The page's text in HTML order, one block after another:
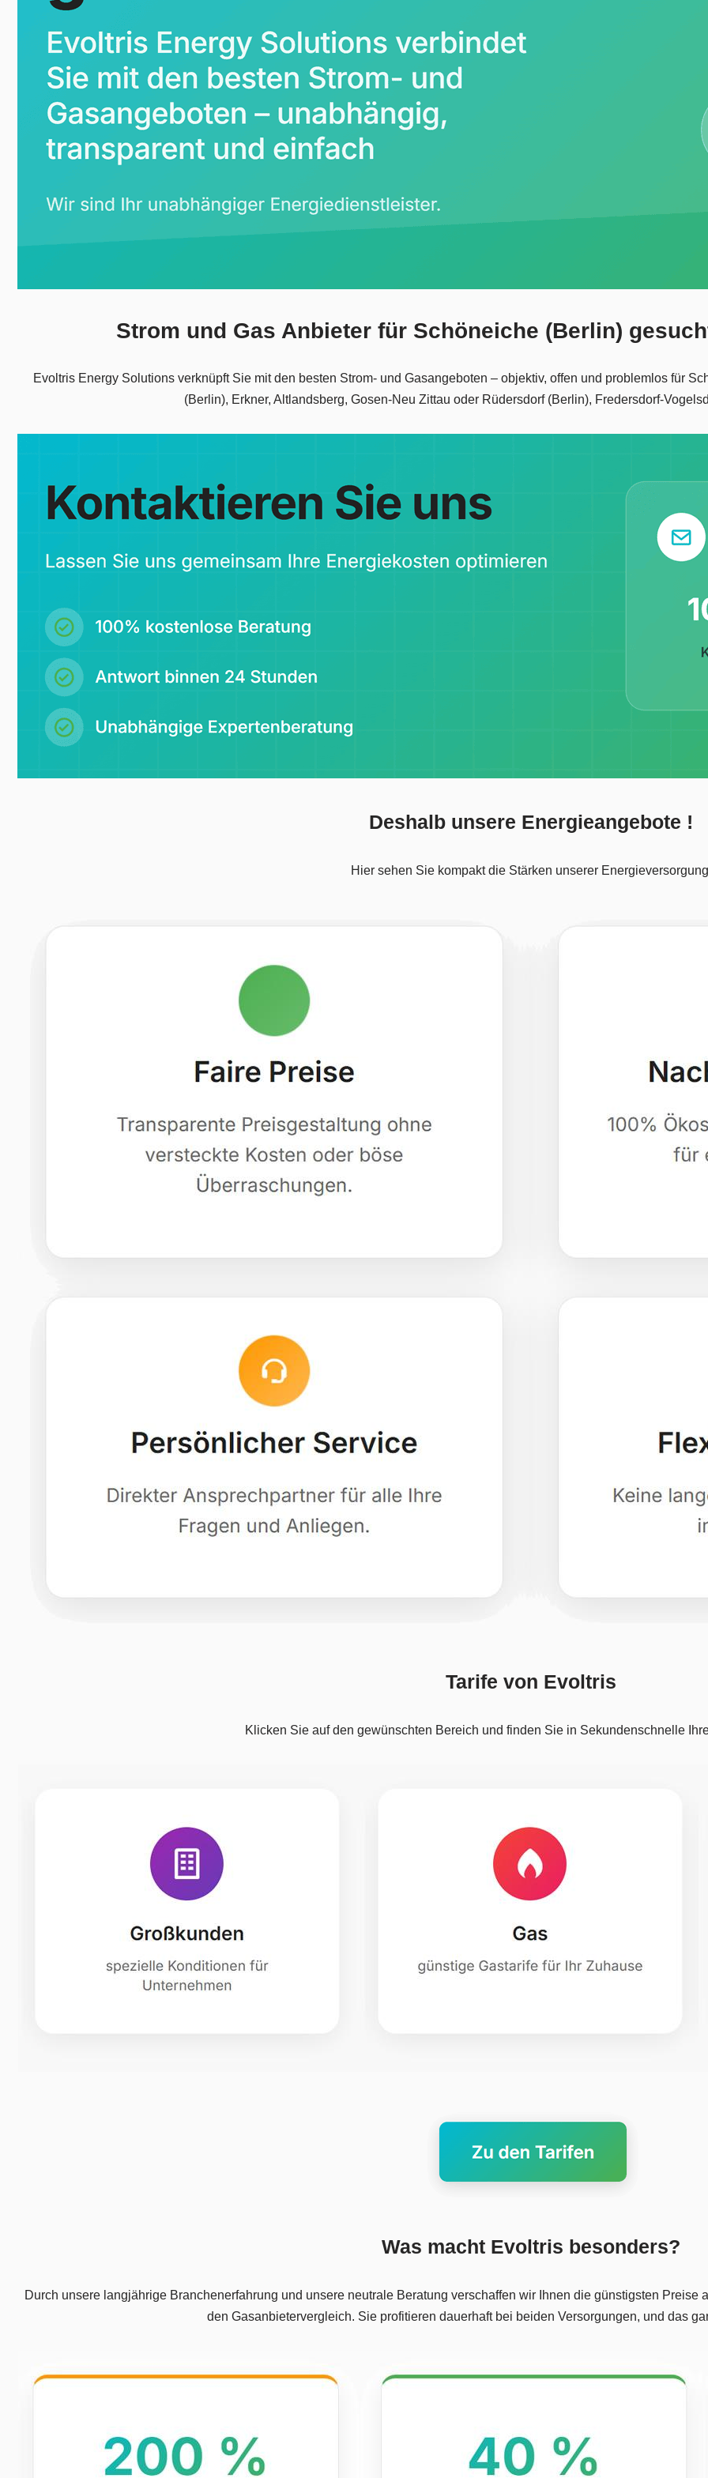
Strom und Gas Anbieter für Schöneiche (Berlin)
Evoltris Energy Solutions verknüpft Sie mit den besten Strom- und Gasangeboten – objektiv, offen und problemlos für
(Berlin), Erkner, Altlandsberg, Gosen-Neu Zittau oder Rüdersdorf (Berlin), Fredersdorf-
Deshalb unsere Energieangebote !
Hier sehen Sie kompakt die Stärken unserer
Tarife von Evoltris
Klicken Sie auf den gewünschten Bereich und finden Sie in Sekundenschnelle
Was macht Evoltris besonders?
Durch unsere langjährige Branchenerfahrung und unsere neutrale Beratung verschaffen wir Ihnen die günstigsten
den Gasanbietervergleich. Sie profitieren dauerhaft bei beiden Versorgungen, und das